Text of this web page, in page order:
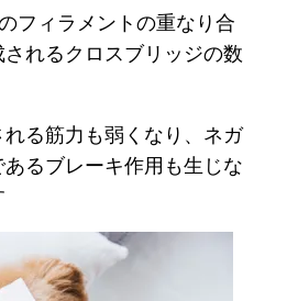
フィラメントの重なり合
れるクロスブリッジの数
る筋力も弱くなり、ネガ
るブレーキ作用も生じな